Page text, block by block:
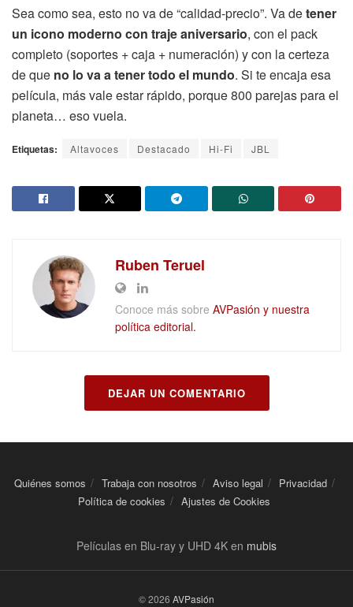
Sea como sea, esto no va de “calidad-precio”. Va detener
un icono moderno con traje aniversario, con el pack
completo (soportes + caja + numeración) y con la certeza
de que no lo va a tener todo el mundo. Si te encaja esa
película, más vale estar rápido, porque 800 parejas para el
planeta… eso vuela.
Etiquetas: Altavoces Destacado Hi-Fi JBL
Ruben Teruel
Conoce más sobre AVPasión y nuestra
política editorial.
DEJAR UN COMENTARIO
Quiénes somos Trabaja con nosotros Aviso legal
Privacidad
Política de cookies
Ajustes de Cookies
Películas en Blu-ray y UHD 4K en mubis
© 2026 AVPasión